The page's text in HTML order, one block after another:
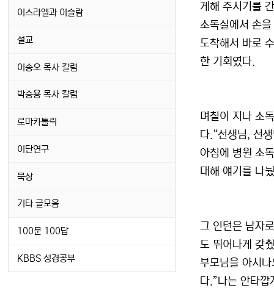
게해 주시기를
소독실에서 손
도착해서 바로
한 기회였다.
며칠이 지나 소
다.“선생님, 선
아침에 병원 소
대해 얘기를 나
그 인턴은 남자
도 뛰어나게 갖
부모님을 아시
다.”나는 안타
이스라엘과 이슬람
설교
이송오 목사 칼럼
박승용 목사 칼럼
로마카톨릭
이단연구
묵상
기타 글모음
100문 100답
KBBS 성경공부